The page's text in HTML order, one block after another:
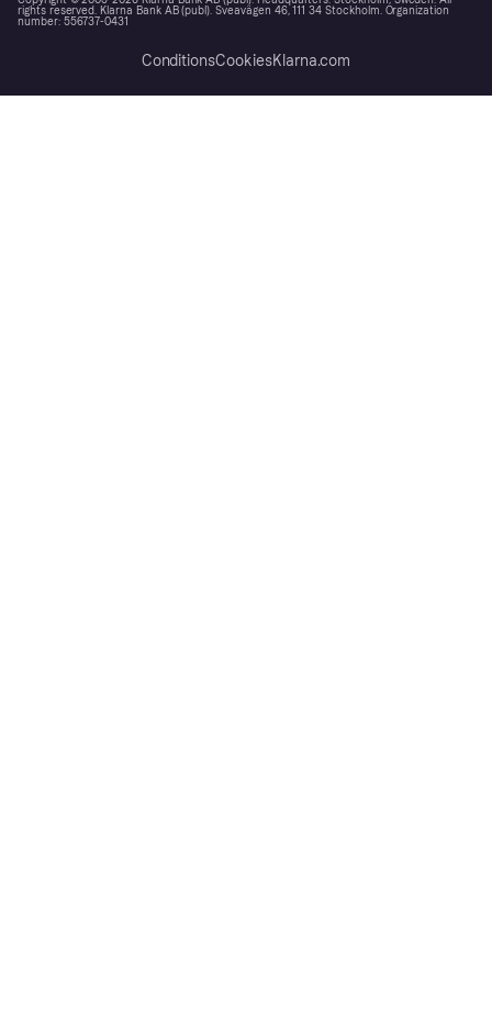
rights reserved. Klarna Bank AB (publ). Sveavägen 46, 111 34 Stockholm. Organization
number: 556737-0431
ConditionsCookiesKlarna.com